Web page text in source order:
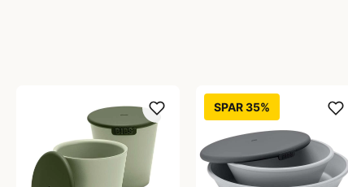
SPAR 35%